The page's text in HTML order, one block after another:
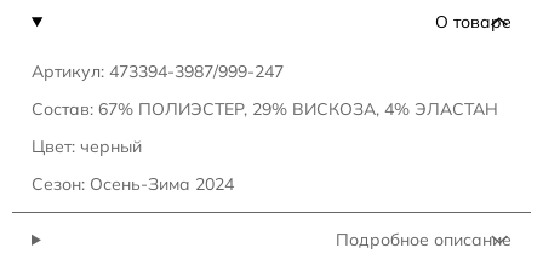
О товаре
Артикул: 473394-3987/999-247
Состав: 67% ПОЛИЭСТЕР, 29% ВИСКОЗА, 4% ЭЛАСТАН
Цвет: черный
Сезон: Осень-Зима 2024
Подробное описание